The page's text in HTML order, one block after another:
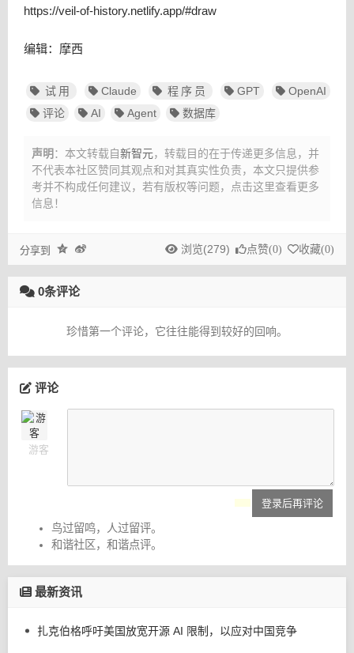
https://veil-of-history.netlify.app/#draw
编辑：摩西
试用 Claude 程序员 GPT
OpenAI
评论
AI Agent 数据库
声明 ：本文转载自新智元，转载目的在于传递更多信息，并
不代表本社区赞同其观点和对其真实性负责，本文只提供参
考并不构成任何建议， 若有版权等问题，点击这里查看更多
信息！
分享到 浏览(279) 点赞(0) 收藏(0)
0条评论
珍惜第一个评论，它往往能得到较好的回响。
评论
游客
登录后再评论
鸟过留鸣，人过留评。
和谐社区，和谐点评。
最新资讯
扎克伯格呼吁美国放宽开源 AI 限制，以应对中国竞争